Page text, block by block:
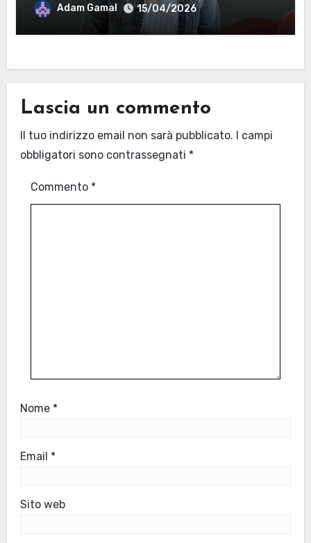
Adam Gamal 15/04/2026
Lascia un commento
Il tuo indirizzo email non sarà pubblicato. I campi
obbligatori sono contrassegnati *
Commento *
Nome *
Email *
Sito web